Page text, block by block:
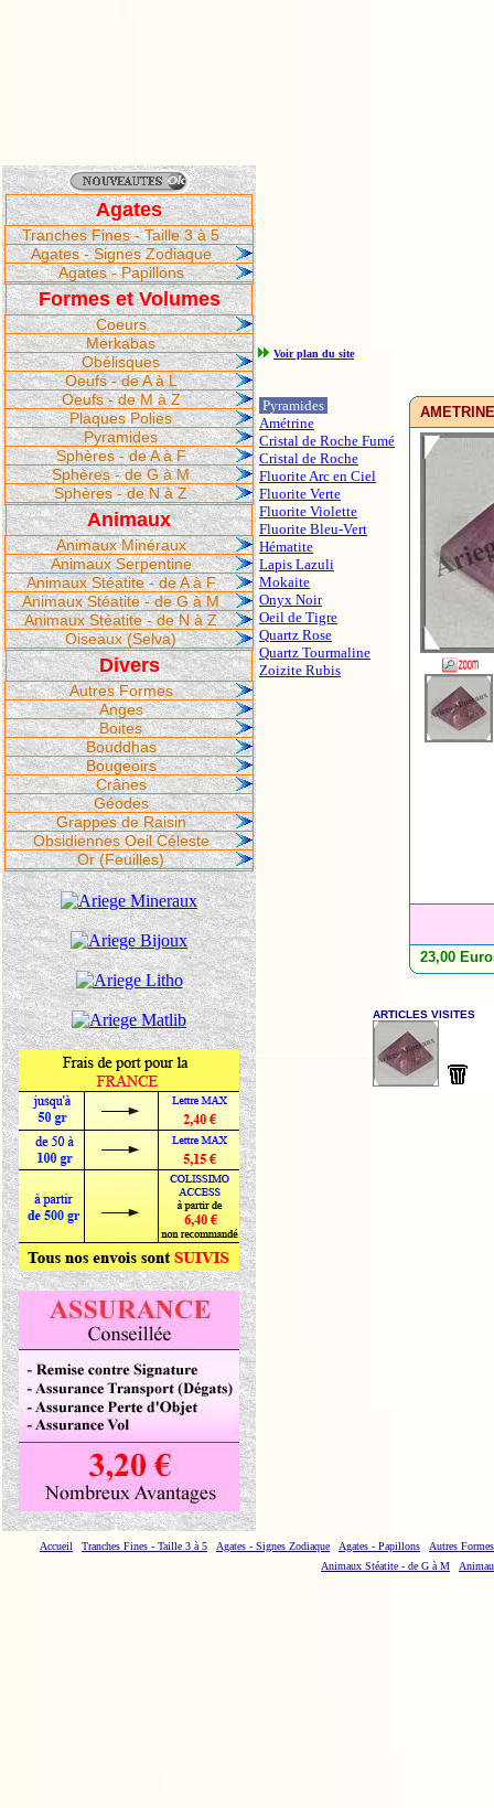
Agates
Tranches Fines - Taille 3 à 5
Agates - Signes Zodiaque
Agates - Papillons
Formes et Volumes
Coeurs
Merkabas
Obélisques
Oeufs - de A à L
Oeufs - de M à Z
Plaques Polies
Pyramides
Sphères - de A à F
Sphères - de G à M
Sphères - de N à Z
Animaux
Animaux Minéraux
Animaux Serpentine
Animaux Stéatite - de A à F
Animaux Stéatite - de G à M
Animaux Stéatite - de N à Z
Oiseaux (Selva)
Divers
Autres Formes
Anges
Boites
Bouddhas
Bougeoirs
Crânes
Géodes
Grappes de Raisin
Obsidiennes Oeil Céleste
Or (Feuilles)
Voir plan du site
Pyramides
Amétrine
Cristal de Roche Fumé
Cristal de Roche
Fluorite Arc en Ciel
Fluorite Verte
Fluorite Violette
Fluorite Bleu-Vert
Hématite
Lapis Lazuli
Mokaite
Onyx Noir
Oeil de Tigre
Quartz Rose
Quartz Tourmaline
Zoizite Rubis
23,00
Accueil Tranches Fines - Taille 3 à 5 Agates - Signes Zodiaque Agates - Papillons
Autres Formes
Animaux Stéatite - de G à M